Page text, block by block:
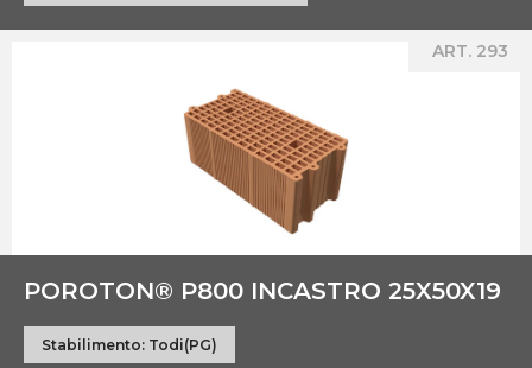
ART. 293
POROTON® P800 INCASTRO 25X50X19
Stabilimento: Todi(PG)